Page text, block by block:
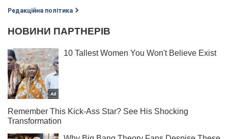
Редакційна політика